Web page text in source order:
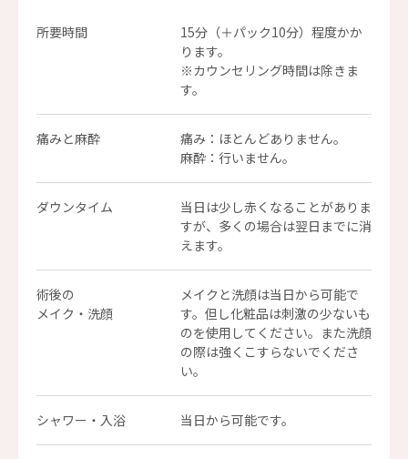
所要時間
15分（＋パック10分）程度かか
ります。
※カウンセリング時間は除きま
す。
痛みと麻酔
痛み：ほとんどありません。
麻酔：行いません。
ダウンタイム
当日は少し赤くなることがありま
すが、多くの場合は翌日までに消
えます。
術後の
メイク・洗顔
メイクと洗顔は当日から可能で
す。但し化粧品は刺激の少ないも
のを使用してください。また洗顔
の際は強くこすらないでくださ
い。
シャワー・入浴 当日から可能です。